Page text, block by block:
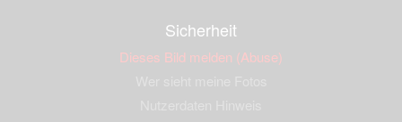
Sicherheit
Dieses Bild melden (Abuse)